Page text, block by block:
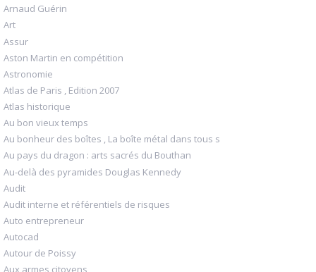
Arnaud Guérin
Art
Assur
Aston Martin en compétition
Astronomie
Atlas de Paris , Edition 2007
Atlas historique
Au bon vieux temps
Au bonheur des boîtes , La boîte métal dans tous s
Au pays du dragon : arts sacrés du Bouthan
Au-delà des pyramides Douglas Kennedy
Audit
Audit interne et référentiels de risques
Auto entrepreneur
Autocad
Autour de Poissy
Aux armes citoyens